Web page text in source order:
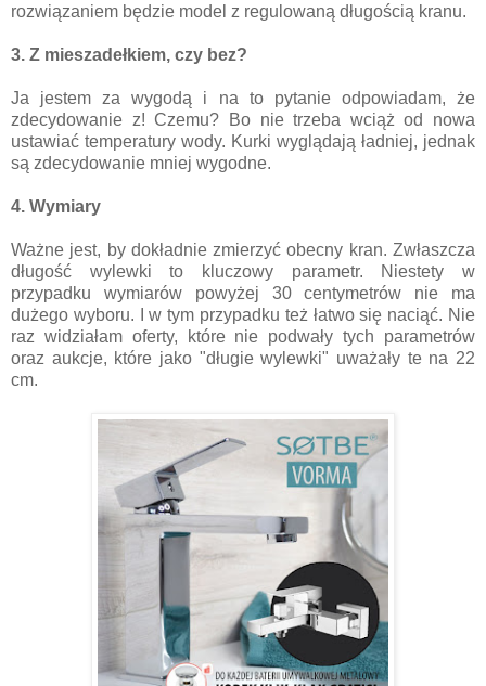
rozwiązaniem będzie model z regulowaną długością kranu.
3. Z mieszadełkiem, czy bez?
Ja jestem za wygodą i na to pytanie odpowiadam, że
zdecydowanie z! Czemu? Bo nie trzeba wciąż od nowa
ustawiać temperatury wody. Kurki wyglądają ładniej, jednak
są zdecydowanie mniej wygodne.
4. Wymiary
Ważne jest, by dokładnie zmierzyć obecny kran. Zwłaszcza
długość wylewki to kluczowy parametr. Niestety w
przypadku wymiarów powyżej 30 centymetrów nie ma
dużego wyboru. I w tym przypadku też łatwo się naciąć. Nie
raz widziałam oferty, które nie podwały tych parametrów
oraz aukcje, które jako "długie wylewki" uważały te na 22
cm.